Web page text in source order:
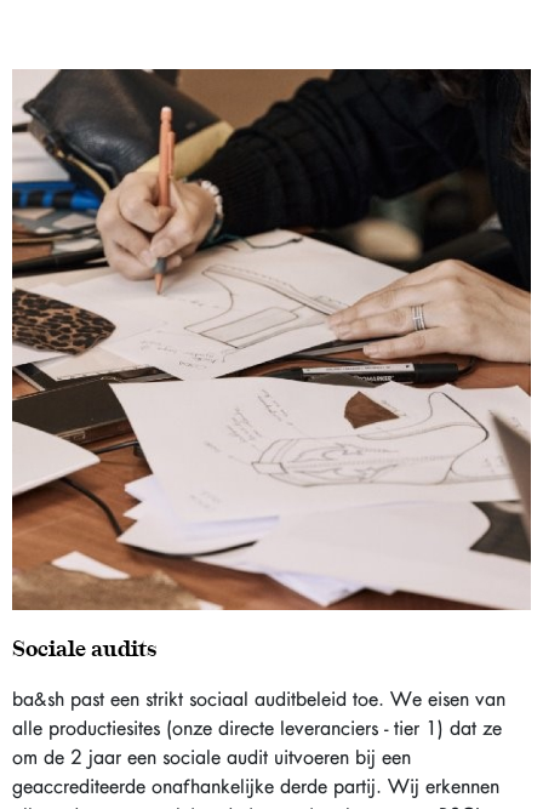
Sociale audits
ba&sh past een strikt sociaal auditbeleid toe. We eisen van
alle productiesites (onze directe leveranciers - tier 1) dat ze
om de 2 jaar een sociale audit uitvoeren bij een
geaccrediteerde onafhankelijke derde partij. Wij erkennen